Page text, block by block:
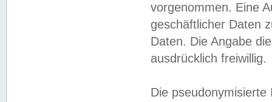
vorgenommen. Eine
geschäftlicher Daten
Daten. Die Angabe
ausdrücklich freiwillig.
Die